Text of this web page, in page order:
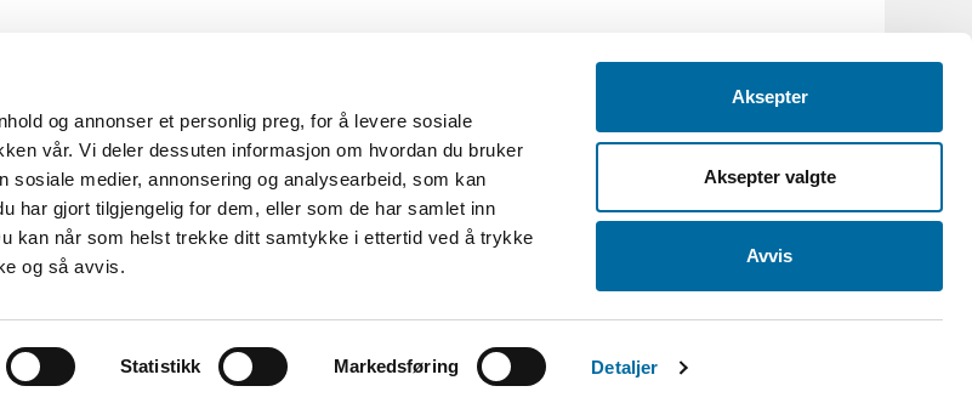
og annonser et personlig preg, for å levere sosiale
vår. Vi deler dessuten informasjon om hvordan du bruker
sosiale medier, annonsering og analysearbeid, som kan
har gjort tilgjengelig for dem, eller som de har samlet inn
kan når som helst trekke ditt samtykke i ettertid ved å trykke
og så avvis.
Statistikk Markedsføring Detaljer
Aksepter
Aksepter valgte
Avvis
-Tlf: 37 01 79 00
og arkiv IKS, sammen med Setesdalsmuseet og Grimstad bys museer